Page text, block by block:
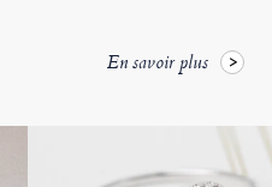
En savoir plus